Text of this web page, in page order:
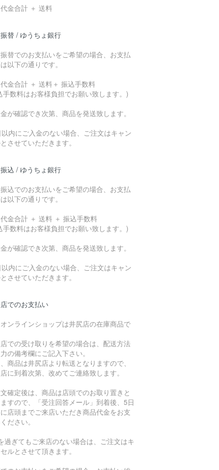
金合計 ＋ 送料
替 / ゆうちょ銀行
替でのお支払いをご希望の場合、お支払
以下の通りです。
金合計 ＋ 送料＋ 振込手数料
手数料はお客様負担でお願い致します。)
が確認でき次第、商品を発送致します。
内にご入金のない場合、ご注文はキャン
させていただきます。
込 / ゆうちょ銀行
込でのお支払いをご希望の場合、お支払
以下の通りです。
金合計 ＋ 送料 ＋ 振込手数料
手数料はお客様負担でお願い致します。)
が確認でき次第、商品を発送致します。
内にご入金のない場合、ご注文はキャン
させていただきます。
でのお支払い
ンラインショップは井尻店の在庫商品で
での受け取りを希望の場合は、配送方法
の備考欄にご記入下さい。
商品は井尻店より転送となりますので、
に到着次第、改めてご連絡致します。
確定後は、商品は店頭でのお取り置きと
すので、「受注回答メール」到着後、5日
店頭までご来店いただき商品代金をお支
ださい。
過ぎてもご来店のない場合は、ご注文はキ
ルとさせて頂きます。